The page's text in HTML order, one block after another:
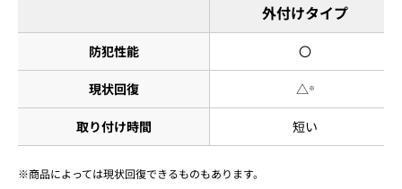
外付けタイプ
防犯性能 〇
現状回復 △ ※
取り付け時間 短い
商品によっては現状回復できるものもあります。